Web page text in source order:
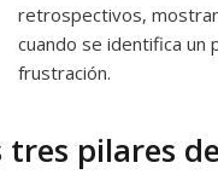
retrospectivos,
cuando se identifica un
frustración.
tres pilares